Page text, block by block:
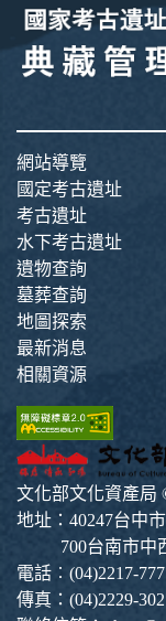
網站導覽
國定考古遺址
考古遺址
水下考古遺址
遺物查詢
墓葬查詢
地圖探索
最新消息
相關資源
文化部文化資產局
地址：40247台中
700台南市中西
電話︰(04)2217-
傳真：(04)2229-